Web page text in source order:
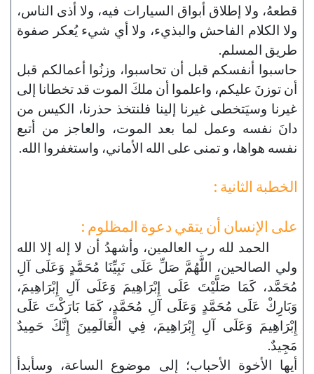
قطعهُ، ولا إطلاق أبواق السيارات فيه، ولا أذى الناس،
ولا الكلام الفاحش والبذيء، ولا أي شيء يُعكر صفوة
طريق المسلم.
حاسبوا أنفسكم قبل أن تحاسبوا، وزنُوا أعمالكم قبل
أن توزنَ عليكم، واعلموا أن ملكَ الموت قد تخطانا إلى
غيرنا وسيَتخطى غيرنا إلينا فلنتخذ حذرنا، الكيس من
دانَ نفسه وعمل لما بعد الموت، والعاجز من أتبع
نفسه هواها، و تمنى على الله الأماني، واستغفروا الله.
الخطبة الثانية :
على الإنسان أن يتقي دعوة المظلوم :
الحمد لله رب العالمين، وأشهدُ أن لا إله إلا الله
ولي الصالحين، اللَّهُمَّ صَلِّ عَلَى نَبِيِّنَا مُحَمَّدٍ وَعَلَى آلِ
مُحَمَّد، كَمَا صَلَّيْتَ عَلَى إِبْرَاهِيمَ وَعَلَى آلِ إِبْرَاهِيمَ،
وَبَارِكْ عَلَى مُحَمَّدٍ وَعَلَى آلِ مُحَمَّدٍ، كَمَا بَارَكْتَ عَلَى
إِبْرَاهِيمَ وَعَلَى آلِ إِبْرَاهِيمَ، فِي الْعَالَمِينَ إِنَّكَ حَمِيدٌ
مَجِيدٌ.
أيها الأخوة الأحباب؛ إلى موضوع الساعة، وسأبدأ